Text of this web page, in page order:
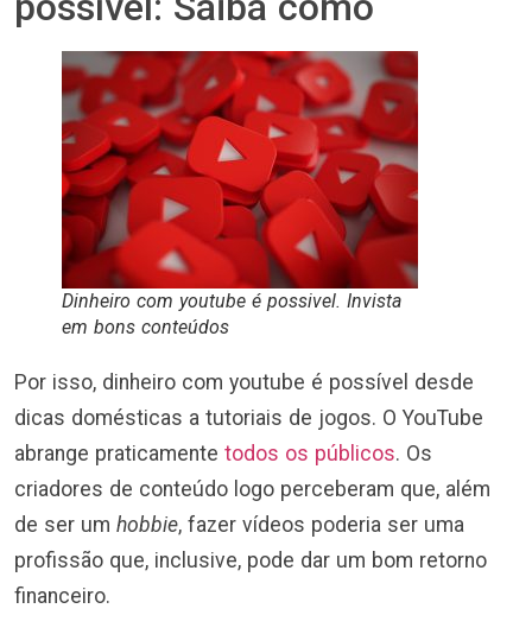
Dinheiro com youtube é possivel. Invista
em bons conteúdos
Por isso, dinheiro com youtube é possível desde
dicas domésticas a tutoriais de jogos. O YouTube
abrange praticamente todos os públicos. Os
criadores de conteúdo logo perceberam que, além
de ser um hobbie, fazer vídeos poderia ser uma
profissão que, inclusive, pode dar um bom retorno
financeiro.